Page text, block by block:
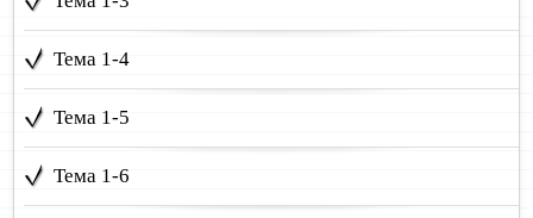
Тема 1-4
Тема 1-5
Тема 1-6